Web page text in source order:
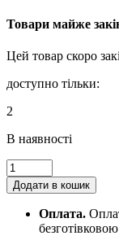
Товари майже
Цей товар скоро
доступно тільки:
2
В наявності
Альбом
для
малювання,
Додати в кошик
Оплата.